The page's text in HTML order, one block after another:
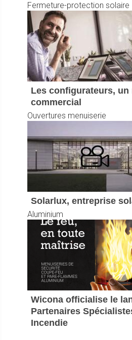
Fermeture-protection solaire
Les configurateurs, un
commercial
Ouvertures menuiserie
Solarlux, entreprise
Aluminium
Wicona officialise le
Partenaires
Incendie